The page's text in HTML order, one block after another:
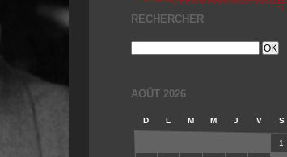
RECHERCHER
AOÛT 2026
D L M M J V S
1